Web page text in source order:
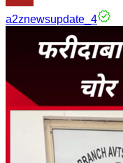
a2znewsupdate_4